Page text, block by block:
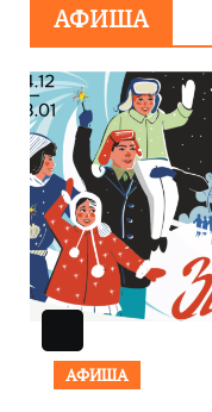
АФИША
АФИША